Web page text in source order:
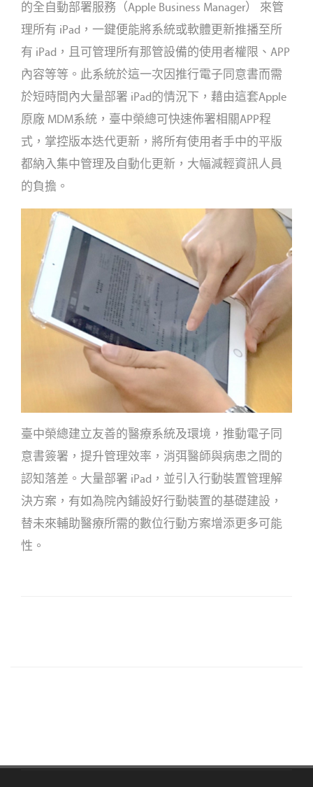
的全自動部署服務（Apple Business Manager） 來管
理所有 iPad，一鍵便能將系統或軟體更新推播至所
有 iPad，且可管理所有那管設備的使用者權限、APP
內容等等。此系統於這一次因推行電子同意書而需
於短時間內大量部署 iPad的情況下，藉由這套Apple
原廠 MDM系統，臺中榮總可快速佈署相關APP程
式，掌控版本迭代更新，將所有使用者手中的平版
都納入集中管理及自動化更新，大幅減輕資訊人員
的負擔。
臺中榮總建立友善的醫療系統及環境，推動電子同
意書簽署，提升管理效率，消弭醫師與病患之間的
認知落差。大量部署 iPad，並引入行動裝置管理解
決方案，有如為院內鋪設好行動裝置的基礎建設，
替未來輔助醫療所需的數位行動方案增添更多可能
性。